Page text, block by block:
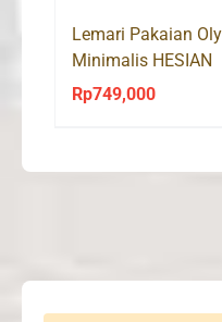
Lemari Pakaian
Minimalis HESIAN
Rp749,000